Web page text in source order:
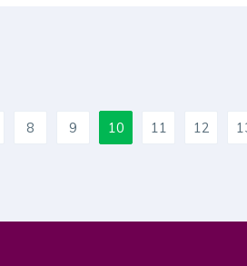
8 9 10 11 12